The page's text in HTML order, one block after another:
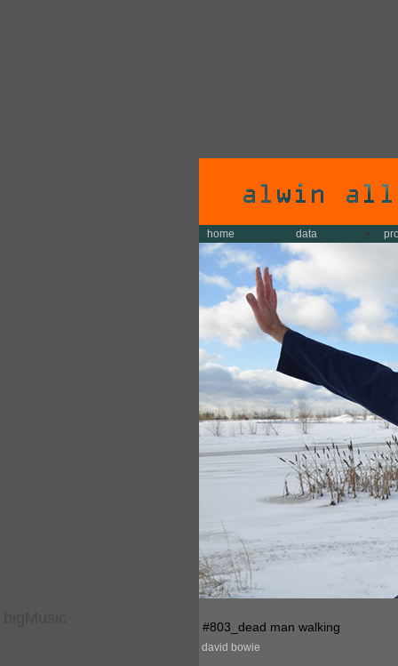
home data
#803_dead man walking
david bowie